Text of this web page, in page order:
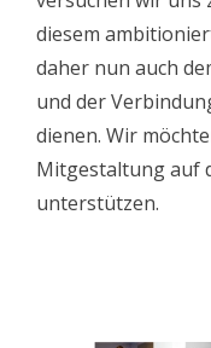
diesem
daher nun auch
und der
dienen. Wir
Mitgestaltung auf
unterstützen.